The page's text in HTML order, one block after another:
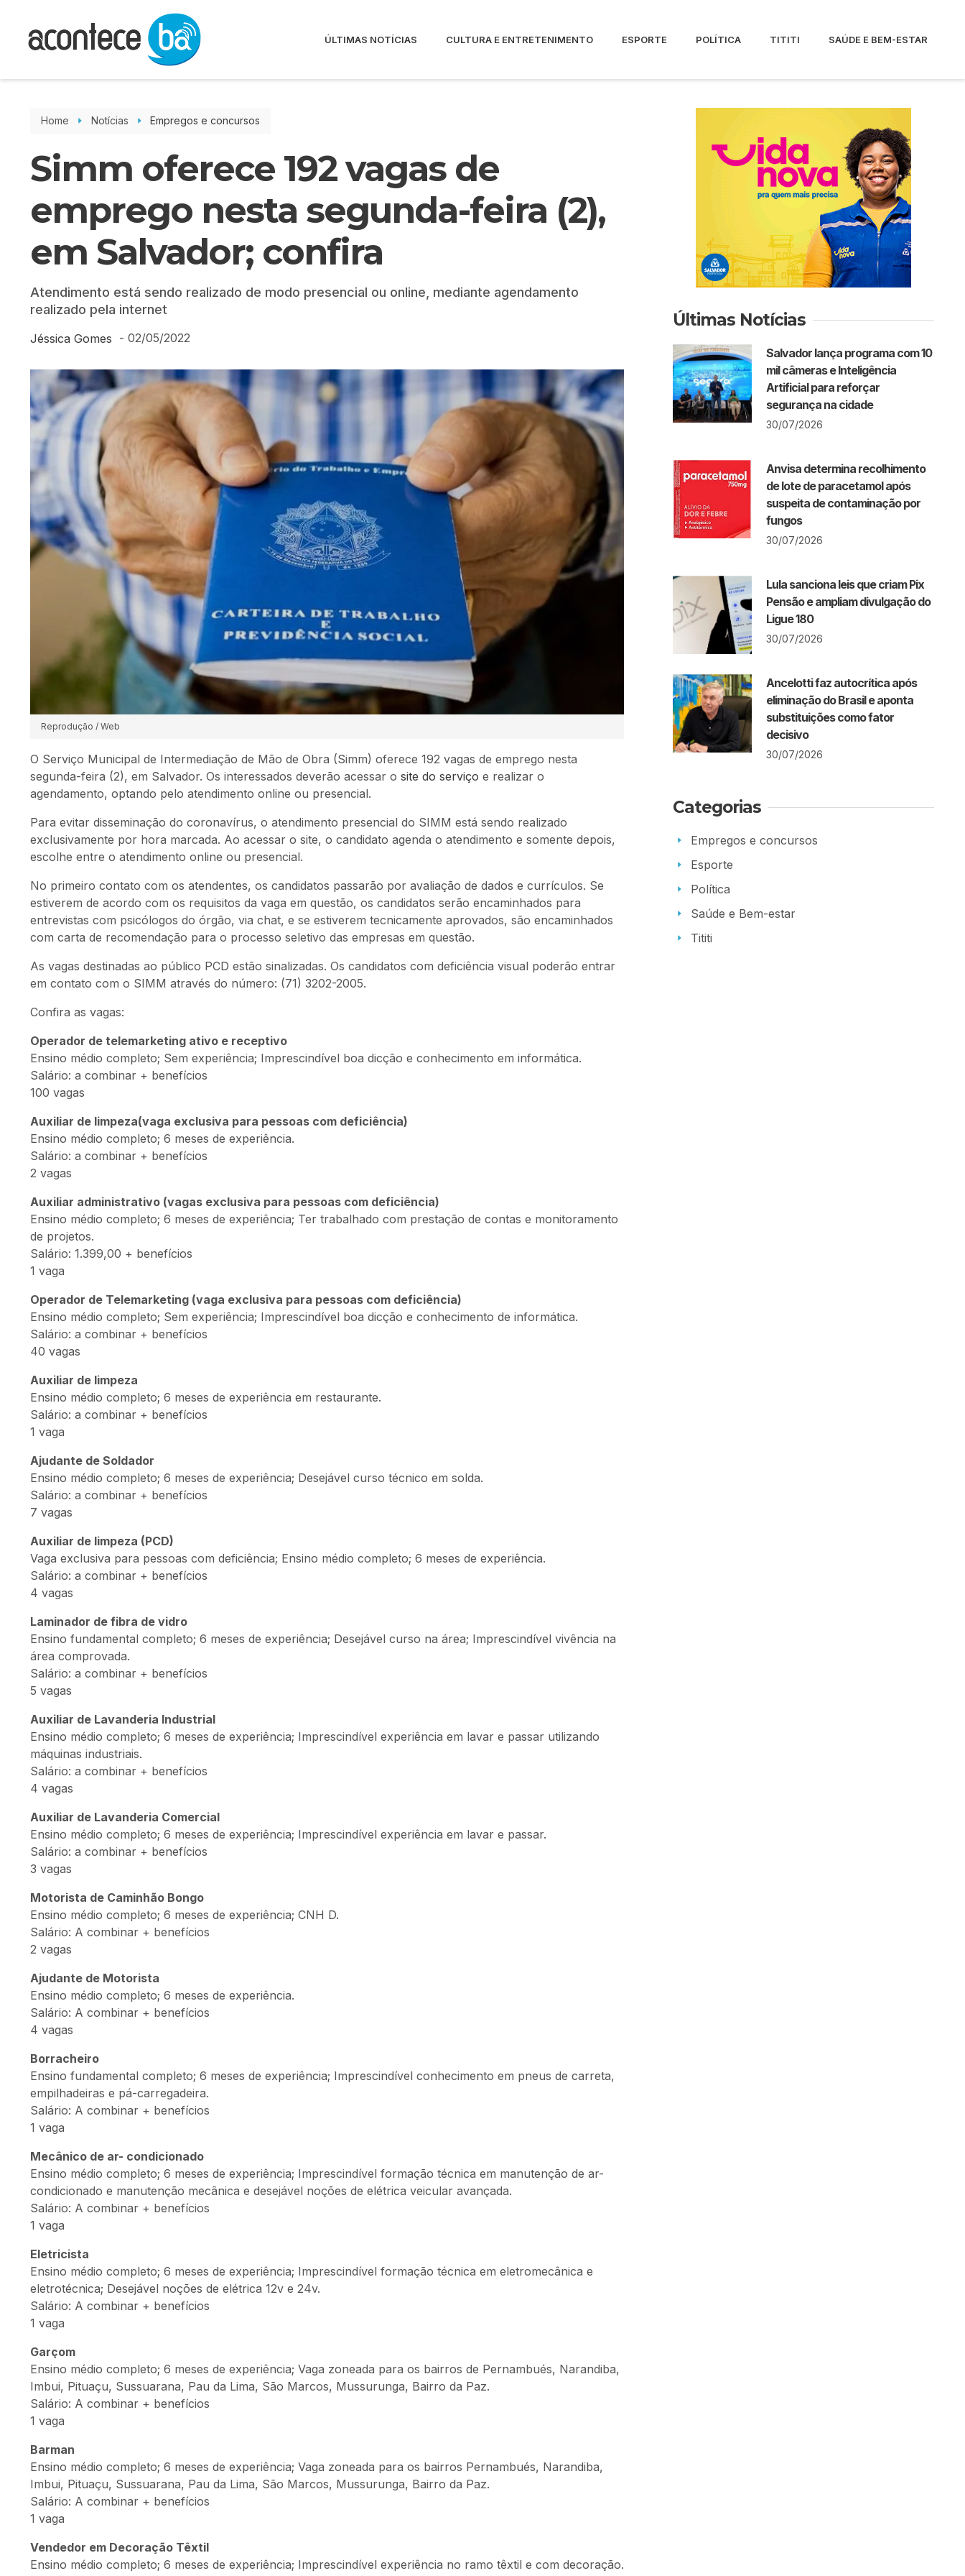
ÚLTIMAS NOTÍCIAS CULTURA E ENTRETENIMENTO ESPORTE POLÍTICA TITITI SAÚDE E BEM-ESTAR
Home Notícias Empregos e concursos
Simm oferece 192 vagas de
emprego nesta segunda-feira (2),
em Salvador; confira
Atendimento está sendo realizado de modo presencial ou online, mediante agendamento
realizado pela internet
Jéssica Gomes - 02/05/2022
Reprodução / Web
O Serviço Municipal de Intermediação de Mão de Obra (Simm) oferece 192 vagas de emprego nesta
segunda-feira (2), em Salvador. Os interessados deverão acessar o site do serviço e realizar o
agendamento, optando pelo atendimento online ou presencial.
Para evitar disseminação do coronavírus, o atendimento presencial do SIMM está sendo realizado
exclusivamente por hora marcada. Ao acessar o site, o candidato agenda o atendimento e somente depois,
escolhe entre o atendimento online ou presencial.
No primeiro contato com os atendentes, os candidatos passarão por avaliação de dados e currículos. Se
estiverem de acordo com os requisitos da vaga em questão, os candidatos serão encaminhados para
entrevistas com psicólogos do órgão, via chat, e se estiverem tecnicamente aprovados, são encaminhados
com carta de recomendação para o processo seletivo das empresas em questão.
As vagas destinadas ao público PCD estão sinalizadas. Os candidatos com deficiência visual poderão entrar
em contato com o SIMM através do número: (71) 3202-2005.
Confira as vagas:
Operador de telemarketing ativo e receptivo
Ensino médio completo; Sem experiência; Imprescindível boa dicção e conhecimento em informática.
Salário: a combinar + benefícios
100 vagas
Auxiliar de limpeza(vaga exclusiva para pessoas com deficiência)
Ensino médio completo; 6 meses de experiência.
Salário: a combinar + benefícios
2 vagas
Auxiliar administrativo (vagas exclusiva para pessoas com deficiência)
Ensino médio completo; 6 meses de experiência; Ter trabalhado com prestação de contas e monitoramento
de projetos.
Salário: 1.399,00 + benefícios
1 vaga
Operador de Telemarketing (vaga exclusiva para pessoas com deficiência)
Ensino médio completo; Sem experiência; Imprescindível boa dicção e conhecimento de informática.
Salário: a combinar + benefícios
40 vagas
Auxiliar de limpeza
Ensino médio completo; 6 meses de experiência em restaurante.
Salário: a combinar + benefícios
1 vaga
Ajudante de Soldador
Ensino médio completo; 6 meses de experiência; Desejável curso técnico em solda.
Salário: a combinar + benefícios
7 vagas
Auxiliar de limpeza (PCD)
Vaga exclusiva para pessoas com deficiência; Ensino médio completo; 6 meses de experiência.
Salário: a combinar + benefícios
4 vagas
Laminador de fibra de vidro
Ensino fundamental completo; 6 meses de experiência; Desejável curso na área; Imprescindível vivência na
área comprovada.
Salário: a combinar + benefícios
5 vagas
Auxiliar de Lavanderia Industrial
Ensino médio completo; 6 meses de experiência; Imprescindível experiência em lavar e passar utilizando
máquinas industriais.
Salário: a combinar + benefícios
4 vagas
Auxiliar de Lavanderia Comercial
Ensino médio completo; 6 meses de experiência; Imprescindível experiência em lavar e passar.
Salário: a combinar + benefícios
3 vagas
Motorista de Caminhão Bongo
Ensino médio completo; 6 meses de experiência; CNH D.
Salário: A combinar + benefícios
2 vagas
Ajudante de Motorista
Ensino médio completo; 6 meses de experiência.
Salário: A combinar + benefícios
4 vagas
Borracheiro
Ensino fundamental completo; 6 meses de experiência; Imprescindível conhecimento em pneus de carreta,
empilhadeiras e pá-carregadeira.
Salário: A combinar + benefícios
1 vaga
Mecânico de ar- condicionado
Ensino médio completo; 6 meses de experiência; Imprescindível formação técnica em manutenção de ar-
condicionado e manutenção mecânica e desejável noções de elétrica veicular avançada.
Salário: A combinar + benefícios
1 vaga
Eletricista
Ensino médio completo; 6 meses de experiência; Imprescindível formação técnica em eletromecânica e
eletrotécnica; Desejável noções de elétrica 12v e 24v.
Salário: A combinar + benefícios
1 vaga
Garçom
Ensino médio completo; 6 meses de experiência; Vaga zoneada para os bairros de Pernambués, Narandiba,
Imbui, Pituaçu, Sussuarana, Pau da Lima, São Marcos, Mussurunga, Bairro da Paz.
Salário: A combinar + benefícios
1 vaga
Barman
Ensino médio completo; 6 meses de experiência; Vaga zoneada para os bairros Pernambués, Narandiba,
Imbui, Pituaçu, Sussuarana, Pau da Lima, São Marcos, Mussurunga, Bairro da Paz.
Salário: A combinar + benefícios
1 vaga
Vendedor em Decoração Têxtil
Ensino médio completo; 6 meses de experiência; Imprescindível experiência no ramo têxtil e com decoração.
Últimas Notícias
Salvador lança programa com 10
mil câmeras e Inteligência
Artificial para reforçar
segurança na cidade
30/07/2026
Anvisa determina recolhimento
de lote de paracetamol após
suspeita de contaminação por
fungos
30/07/2026
Lula sanciona leis que criam Pix
Pensão e ampliam divulgação do
Ligue 180
30/07/2026
Ancelotti faz autocrítica após
eliminação do Brasil e aponta
substituições como fator
decisivo
30/07/2026
Categorias
Empregos e concursos
Esporte
Política
Saúde e Bem-estar
Tititi